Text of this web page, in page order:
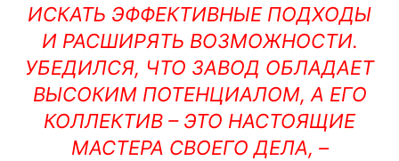
ИСКАТЬ ЭФФЕКТИВНЫЕ ПОДХОДЫ
И РАСШИРЯТЬ ВОЗМОЖНОСТИ.
УБЕДИЛСЯ, ЧТО ЗАВОД ОБЛАДАЕТ
ВЫСОКИМ ПОТЕНЦИАЛОМ, А ЕГО
КОЛЛЕКТИВ – ЭТО НАСТОЯЩИЕ
МАСТЕРА СВОЕГО ДЕЛА, –